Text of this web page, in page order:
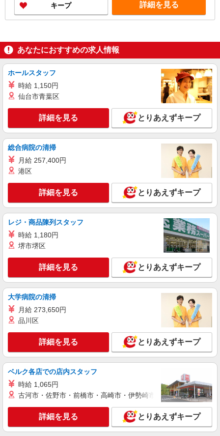
キープ 詳細を見る
あなたにおすすめの求人情報
ホールスタッフ
時給 1,150円
仙台市青葉区
詳細を見る とりあえずキープ
総合病院の清掃
月給 257,400円
港区
詳細を見る とりあえずキープ
レジ・商品陳列スタッフ
時給 1,180円
堺市堺区
詳細を見る とりあえずキープ
大学病院の清掃
月給 273,650円
品川区
詳細を見る とりあえずキープ
ベルク各店での店内スタッフ
時給 1,065円
古河市・佐野市・前橋市・高崎市・伊勢崎市・太田市・館林市
詳細を見る とりあえずキープ